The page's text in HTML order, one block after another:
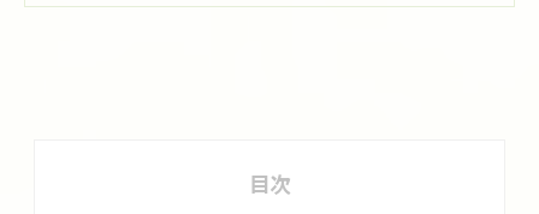
目次